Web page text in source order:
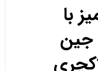
با
جین